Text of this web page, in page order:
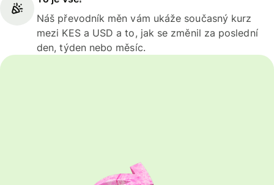
Náš převodník měn vám ukáže současný kurz
mezi KES a USD a to, jak se změnil za poslední
den, týden nebo měsíc.